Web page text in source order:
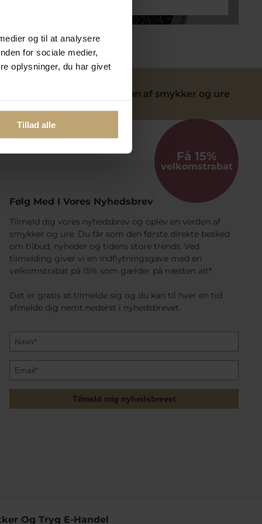
og til at analysere
for sociale medier,
oplysninger, du har givet
Tillad alle
Reparation af smykker og ure
Få 15%
velkomstrabat
Følg Med I Vores Nyhedsbrev
Tilmeld dig vores nyhedsbrev og oplev en verden af
smykker og ure. Du får som den første direkte besked
om tilbud, nyheder og tidens store trends. Ved
tilmelding giver vi en indflytningsgave med en
velkomstrabat på 15% som gælder på næsten alt*.
Det er gratis at tilmelde sig og du kan til hver en tid
afmelde dig nemt nederst i nyhedsbrevet.
Tilmeld mig nyhedsbrevet
Og Tryg E-Handel